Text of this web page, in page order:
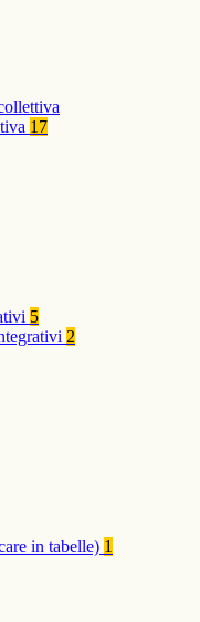
17
5
2
in tabelle) 1